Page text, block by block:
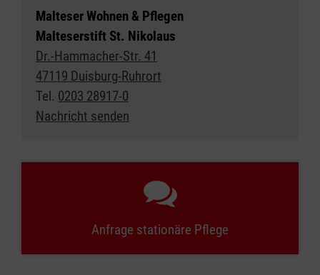
Malteser Wohnen & Pflegen
Malteserstift St. Nikolaus
Dr.-Hammacher-Str. 41
47119 Duisburg-Ruhrort
Tel. 0203 28917-0
Nachricht senden
Anfrage stationäre Pflege